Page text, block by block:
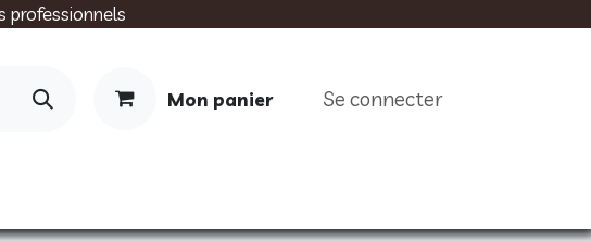
professionnels
Mon panier Se connecter